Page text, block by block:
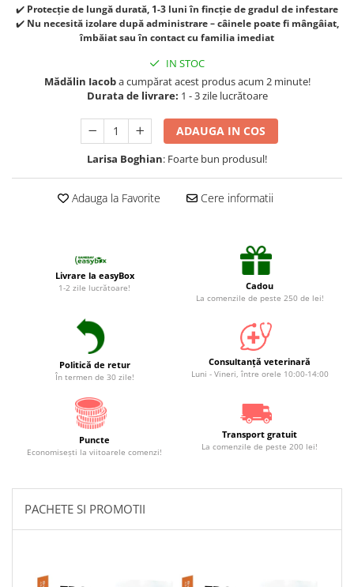
Suplimente și vitamine păsări și
găini
Gel antiinflamator
✔️ Protecție de lungă durată, 1-3 luni în fincție de gradul de infestare
✔️ Nu necesită izolare după administrare – câinele poate fi mângâiat,
îmbăiat sau în contact cu familia imediat
IN STOC
Mădălin Iacoba cumpărat acest produs acum 2 minute!
Durata de livrare: 1 - 3 zile lucrătoare
ADAUGA IN COS
Larisa Boghian: Foarte bun produsul!
Adauga la Favorite Cere informatii
Livrare la easyBox
1-2 zile lucrătoare! Cadou
La comenzile de peste 250 de lei!
Politică de retur
În termen de 30 zile!
Consultanță veterinară
Luni - Vineri, între orele 10:00-14:00
Puncte
Economiseşti la viitoarele comenzi!
Transport gratuit
La comenzile de peste 200 lei!
PACHETE SI PROMOTII